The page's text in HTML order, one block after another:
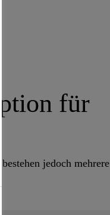
für
jedoch mehrere